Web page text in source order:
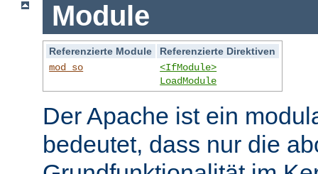
Module
Referenzierte Module
Referenzierte Direktiven
mod_so
<IfModule>
LoadModule
Der Apache ist ein
bedeutet, dass nur die